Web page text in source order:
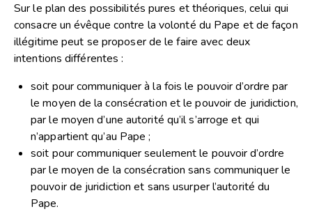
Sur le plan des possibilités pures et théoriques, celui qui
consacre un évêque contre la volonté du Pape et de façon
illégitime peut se proposer de le faire avec deux
intentions différentes :
soit pour communiquer à la fois le pouvoir d’ordre par
le moyen de la consécration et le pouvoir de juridiction,
par le moyen d’une autorité qu’il s’arroge et qui
n’appartient qu’au Pape ;
soit pour communiquer seulement le pouvoir d’ordre
par le moyen de la consécration sans communiquer le
pouvoir de juridiction et sans usurper l’autorité du
Pape.